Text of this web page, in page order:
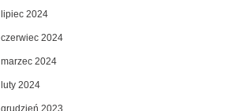
lipiec 2024
czerwiec 2024
marzec 2024
luty 2024
grudzień 2023